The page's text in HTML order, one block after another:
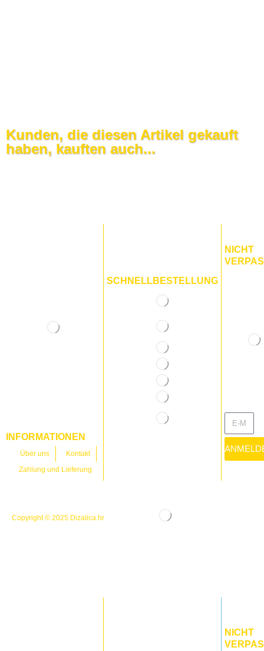
Kunden, die diesen Artikel gekauft
haben, kauften auch...
INFORMATIONEN
Über uns
Kontakt
Zahlung und Lieferung
SCHNELLBESTELLUNG
NICHT
Copyright © 2025 Dizalica.hr
NICHT